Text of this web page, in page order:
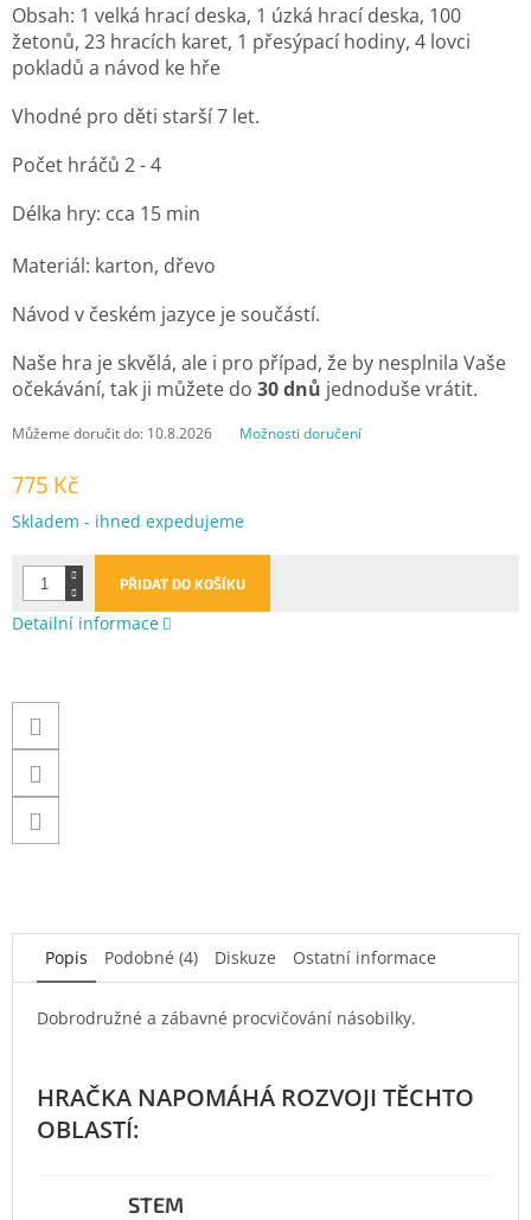
775 Kč
Měrná
Skladem - ihned expedujeme
Můžeme doručit do: 10.8.2026 Možnosti doručení
PŘIDAT DO KOŠÍKU
Obsah: 1 velká hrací deska, 1 úzká hrací deska, 100
žetonů, 23 hracích karet, 1 přesýpací hodiny, 4 lovci
pokladů a návod ke hře
Vhodné pro děti starší 7 let.
Počet hráčů 2 - 4
Délka hry: cca 15 min
Materiál: karton, dřevo
Návod v českém jazyce je součástí.
Naše hra je skvělá, ale i pro případ, že by nesplnila Vaše
očekávání, tak ji můžete do 30 dnů jednoduše vrátit.
Detailní informace
Popis Podobné (4) Diskuze Ostatní informace
Dobrodružné a zábavné procvičování násobilky.
STEM